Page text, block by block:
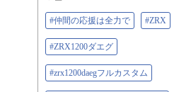
#仲間の応援は全力で #ZRX
#ZRX1200ダエグ
#zrx1200daegフルカスタム